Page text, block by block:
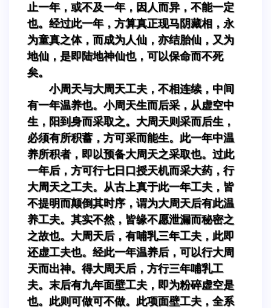
止一年，或不及一年，因人而异，不能一定
也。经过此一年，方算真正现马阴藏相，永
为童真之体，而成为人仙，亦结胎仙，又为
地仙，是即陆地神仙也，可以保命而不死
矣。
小周天与大周天工夫，不相连续，中间
有一年温养也。小周天生而后采，从虚空中
生，阳到身而采取之。大周天则采而后生，
必须有所积蓄，方可采而能生。此一年中温
养所积者，即以预备大周天之采取也。过此
一年后，方可行七日口授天机而采大药，行
大周天之工夫。从古上真于此一年工夫，皆
不提明而颠倒其时序，谓为大周天后有此温
养工夫。其实不然，皆缘不愿泄漏而秘密之
之故也。大周天后，有哺乳三年工夫，此即
还虚工夫也。经此一年温养后，可以行大周
天而出神。得大周天后，方行三年哺乳工
夫。末后有九年面壁工夫，即为粉碎虚空是
也。此则可做可不做。此项面壁工夫，全系